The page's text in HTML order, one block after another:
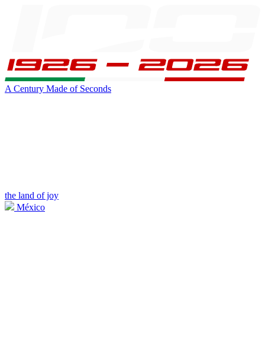
A Century Made of Seconds
the land of joy
México